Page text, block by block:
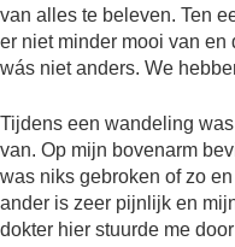
van alles te beleven. Ten
er niet minder mooi van
wás niet anders. We
Tijdens een wandeling
van. Op mijn bovenarm
was niks gebroken of zo
ander is zeer pijnlijk en
dokter hier stuurde me